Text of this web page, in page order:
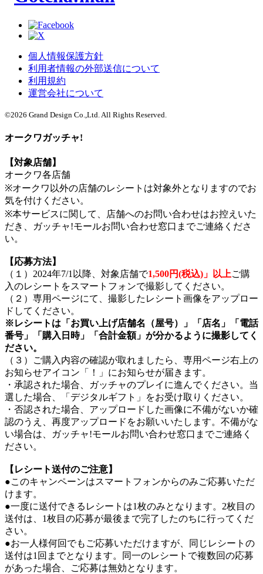
個人情報保護方針
利用者情報の外部送信について
利用規約
運営会社について
©2026 Grand Design Co.,Ltd. All Rights Reserved.
オークワガッチャ!
【対象店舗】
オークワ各店舗
※オークワ以外の店舗のレシートは対象外となりますのでお
気を付けください。
※本サービスに関して、店舗へのお問い合わせはお控えいた
だき、ガッチャ!モールお問い合わせ窓口までご連絡くださ
い。
【応募方法】
（１）2024年7/1以降、対象店舗で1,500円(税込)」以上ご購
入のレシートをスマートフォンで撮影してください。
（２）専用ページにて、撮影したレシート画像をアップロー
ドしてください。
※レシートは「お買い上げ店舗名（屋号）」「店名」「電話
番号」「購入日時」「合計金額」が分かるように撮影してく
ださい。
（３）ご購入内容の確認が取れましたら、専用ページ右上の
お知らせアイコン「！」にお知らせが届きます。
・承認された場合、ガッチャのプレイに進んでください。当
選した場合、「デジタルギフト」をお受け取りください。
・否認された場合、アップロードした画像に不備がないか確
認のうえ、再度アップロードをお願いいたします。不備がな
い場合は、ガッチャ!モールお問い合わせ窓口までご連絡く
ださい。
【レシート送付のご注意】
●このキャンペーンはスマートフォンからのみご応募いただ
けます。
●一度に送付できるレシートは1枚のみとなります。2枚目の
送付は、1枚目の応募が最後まで完了したのちに行ってくだ
さい。
●お一人様何回でもご応募いただけますが、同じレシートの
送付は1回までとなります。同一のレシートで複数回の応募
があった場合、ご応募は無効となります。